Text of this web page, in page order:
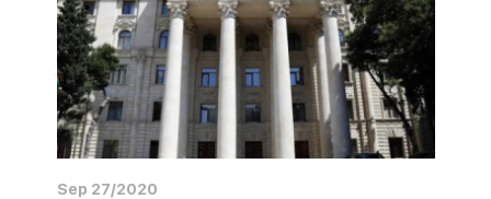
Sep 27/2020